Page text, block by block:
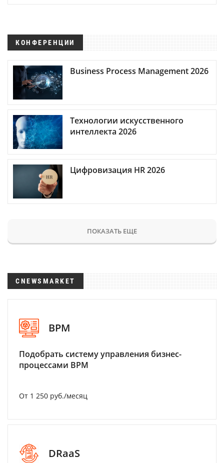
КОНФЕРЕНЦИИ
Business Process Management 2026
Технологии искусственного
интеллекта 2026
Цифровизация HR 2026
ПОКАЗАТЬ ЕЩЕ
CNEWSMARKET
BPM
Подобрать систему управления бизнес-
процессами BPM
От 1 250 руб./месяц
DRaaS